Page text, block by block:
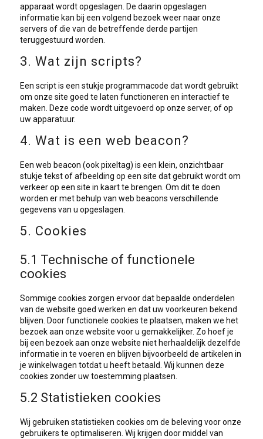
apparaat wordt opgeslagen. De daarin opgeslagen
informatie kan bij een volgend bezoek weer naar onze
servers of die van de betreffende derde partijen
teruggestuurd worden.
3. Wat zijn scripts?
Een script is een stukje programmacode dat wordt gebruikt
om onze site goed te laten functioneren en interactief te
maken. Deze code wordt uitgevoerd op onze server, of op
uw apparatuur.
4. Wat is een web beacon?
Een web beacon (ook pixeltag) is een klein, onzichtbaar
stukje tekst of afbeelding op een site dat gebruikt wordt om
verkeer op een site in kaart te brengen. Om dit te doen
worden er met behulp van web beacons verschillende
gegevens van u opgeslagen.
5. Cookies
5.1 Technische of functionele
cookies
Sommige cookies zorgen ervoor dat bepaalde onderdelen
van de website goed werken en dat uw voorkeuren bekend
blijven. Door functionele cookies te plaatsen, maken we het
bezoek aan onze website voor u gemakkelijker. Zo hoef je
bij een bezoek aan onze website niet herhaaldelijk dezelfde
informatie in te voeren en blijven bijvoorbeeld de artikelen in
je winkelwagen totdat u heeft betaald. Wij kunnen deze
cookies zonder uw toestemming plaatsen.
5.2 Statistieken cookies
Wij gebruiken statistieken cookies om de beleving voor onze
gebruikers te optimaliseren. Wij krijgen door middel van